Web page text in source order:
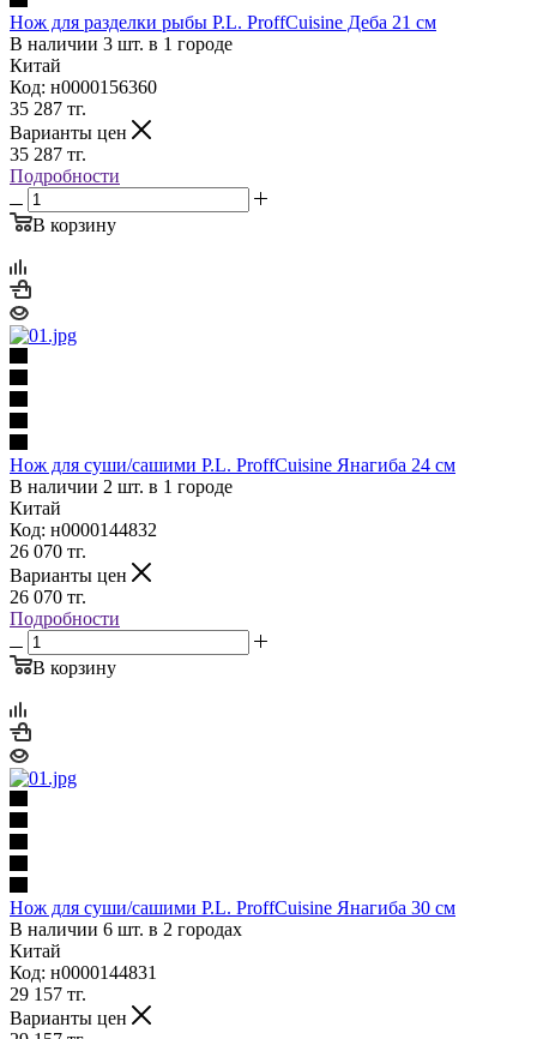
Нож для разделки рыбы P.L. ProffСuisine Деба 21 см
В наличии 3 шт. в 1 городе
Китай
Код: н0000156360
35 287 тг.
Варианты цен
35 287 тг.
Подробности
В корзину
Нож для суши/сашими P.L. ProffСuisine Янагиба 24 см
В наличии 2 шт. в 1 городе
Китай
Код: н0000144832
26 070 тг.
Варианты цен
26 070 тг.
Подробности
В корзину
Нож для суши/сашими P.L. ProffСuisine Янагиба 30 см
В наличии 6 шт. в 2 городах
Китай
Код: н0000144831
29 157 тг.
Варианты цен